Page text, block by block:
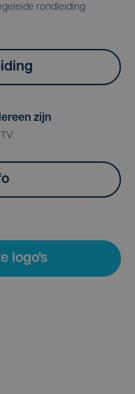
rondleiding
zijn
logo's